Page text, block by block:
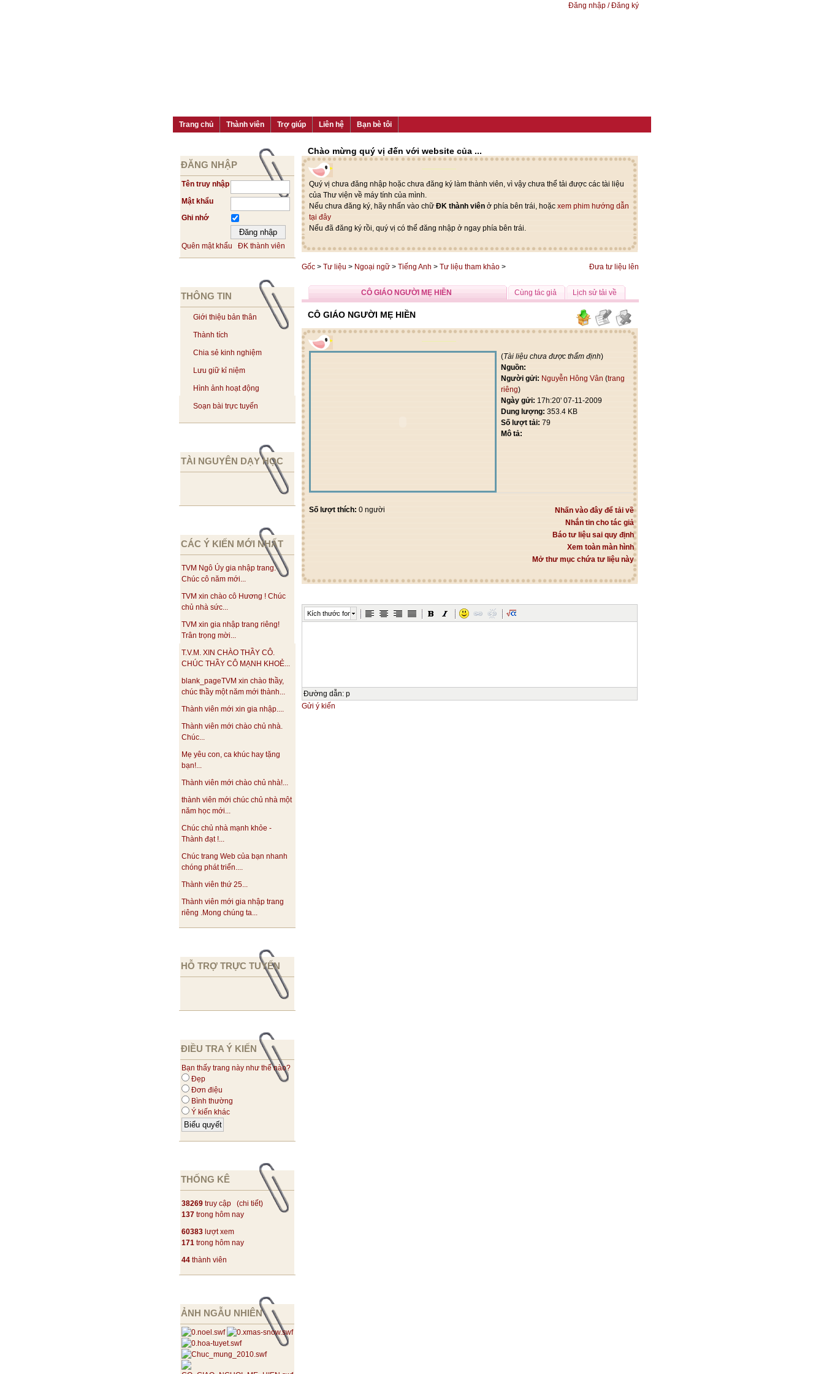
Đăng nhập / Đăng ký
Trang chủ Thành viên Trợ giúp Liên hệ Bạn bè tôi
ĐĂNG NHẬP
Tên truy nhập
Mật khẩu
Ghi nhớ
Quên mật khẩu ĐK thành viên
THÔNG TIN
Giới thiệu bản thân
Thành tích
Chia sẻ kinh nghiệm
Lưu giữ kỉ niệm
Hình ảnh hoạt động
Soạn bài trực tuyến
TÀI NGUYÊN DẠY HỌC
CÁC Ý KIẾN MỚI NHẤT
TVM Ngô Úy gia nhập trang.
Chúc cô năm mới...
TVM xin chào cô Hương ! Chúc
chủ nhà sức...
TVM xin gia nhập trang riêng!
Trân trọng mời...
T.V.M. XIN CHÀO THẦY CÔ.
CHÚC THẦY CÔ MẠNH KHOẺ...
blank_pageTVM xin chào thầy,
chúc thầy một năm mới thành...
Thành viên mới xin gia nhập....
Thành viên mới chào chủ nhà.
Chúc...
Mẹ yêu con, ca khúc hay tặng
bạn!...
Thành viên mới chào chủ nhà!...
thành viên mới chúc chủ nhà một
năm học mới...
Chúc chủ nhà mạnh khỏe -
Thành đạt !...
Chúc trang Web của bạn nhanh
chóng phát triển....
Thành viên thứ 25...
Thành viên mới gia nhập trang
riêng .Mong chúng ta...
HỖ TRỢ TRỰC TUYẾN
ĐIỀU TRA Ý KIẾN
Bạn thấy trang này như thế nào?
Đẹp
Đơn điệu
Bình thường
Ý kiến khác
THỐNG KÊ
38269 truy cập (chi tiết)
137 trong hôm nay
60383 lượt xem
171 trong hôm nay
44 thành viên
ẢNH NGẪU NHIÊN
Chào mừng quý vị đến với website của ...
Quý vị chưa đăng nhập hoặc chưa đăng ký làm thành viên, vì vậy chưa thể tải được các tài liệu
của Thư viện về máy tính của mình.
Nếu chưa đăng ký, hãy nhấn vào chữ ĐK thành viên ở phía bên trái, hoặc xem phim hướng dẫn
tại đây
Nếu đã đăng ký rồi, quý vị có thể đăng nhập ở ngay phía bên trái.
Đưa tư liệu lên
Gốc > Tư liệu > Ngoại ngữ > Tiếng Anh > Tư liệu tham khảo >
CÔ GIÁO NGƯỜI MẸ HIỀN Cùng tác giả Lịch sử tải về
CÔ GIÁO NGƯỜI MẸ HIỀN
(Tài liệu chưa được thẩm định)
Nguồn:
Người gửi: Nguyễn Hông Vân (trang
riêng)
Ngày gửi: 17h:20' 07-11-2009
Dung lượng: 353.4 KB
Số lượt tải: 79
Mô tả:
Nhấn vào đây để tải về
Nhắn tin cho tác giả
Báo tư liệu sai quy định
Xem toàn màn hình
Mở thư mục chứa tư liệu này
Số lượt thích: 0 người
Kích thước font
Đường dẫn: p
Gửi ý kiến